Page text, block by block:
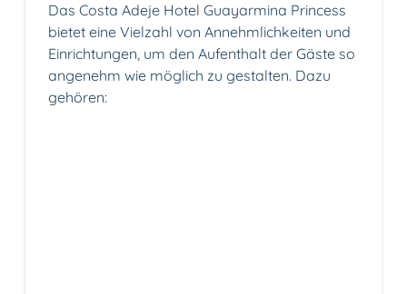
Das Costa Adeje Hotel Guayarmina Princess
bietet eine Vielzahl von Annehmlichkeiten und
Einrichtungen, um den Aufenthalt der Gäste so
angenehm wie möglich zu gestalten. Dazu
gehören: